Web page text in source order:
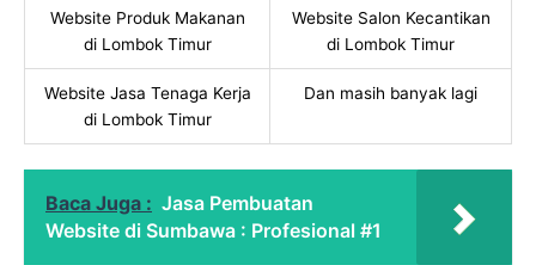
Website Produk Makanan
di Lombok Timur
Website Salon Kecantikan
di Lombok Timur
Website Jasa Tenaga Kerja
di Lombok Timur
Dan masih banyak lagi
Baca Juga : Jasa Pembuatan
Website di Sumbawa : Profesional #1